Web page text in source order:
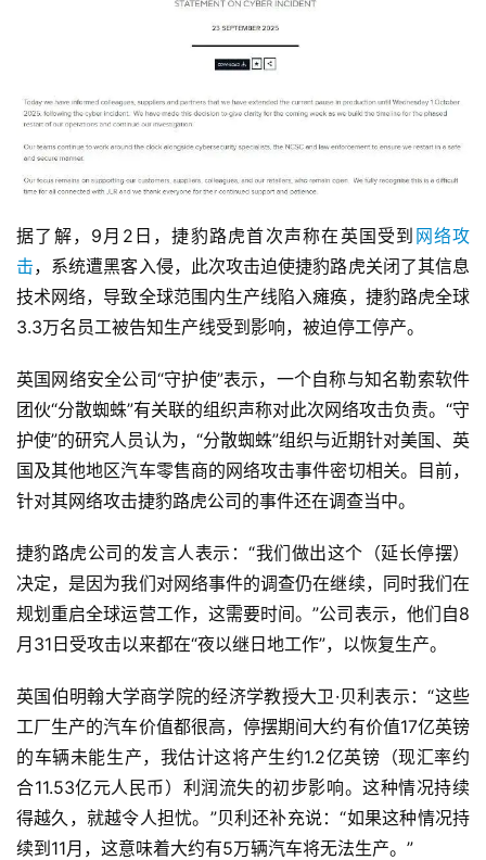
据了解，9月2日，捷豹路虎首次声称在英国受到 网络攻
击，系统遭黑客入侵，此次攻击迫使捷豹路虎关闭了其信息
技术网络，导致全球范围内生产线陷入瘫痪，捷豹路虎全球
3.3万名员工被告知生产线受到影响，被迫停工停产。
英国网络安全公司“守护使”表示，一个自称与知名勒索软件
团伙“分散蜘蛛”有关联的组织声称对此次网络攻击负责。“守
护使”的研究人员认为，“分散蜘蛛”组织与近期针对美国、英
国及其他地区汽车零售商的网络攻击事件密切相关。目前，
针对其网络攻击捷豹路虎公司的事件还在调查当中。
捷豹路虎公司的发言人表示：“我们做出这个（延长停摆）
决定，是因为我们对网络事件的调查仍在继续，同时我们在
规划重启全球运营工作，这需要时间。”公司表示，他们自8
月31日受攻击以来都在“夜以继日地工作”，以恢复生产。
英国伯明翰大学商学院的经济学教授大卫·贝利表示：“这些
工厂生产的汽车价值都很高，停摆期间大约有价值17亿英镑
的车辆未能生产，我估计这将产生约1.2亿英镑（现汇率约
合11.53亿元人民币）利润流失的初步影响。这种情况持续
得越久，就越令人担忧。”贝利还补充说：“如果这种情况持
续到11月，这意味着大约有5万辆汽车将无法生产。”